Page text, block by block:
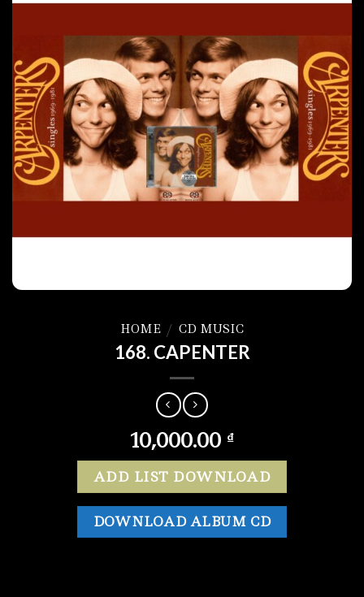
HOME / CD MUSIC
168. CAPENTER
10,000.00 ₫
ADD LIST DOWNLOAD
DOWNLOAD ALBUM CD